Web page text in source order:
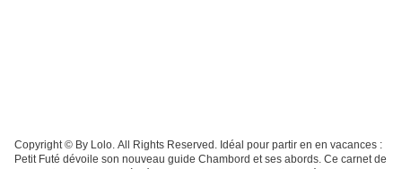
Copyright © By Lolo. All Rights Reserved. Idéal pour partir en en vacances :
Petit Futé dévoile son nouveau guide Chambord et ses abords. Ce carnet de